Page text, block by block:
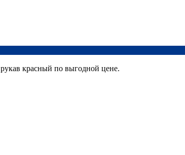
красный по выгодной цене.